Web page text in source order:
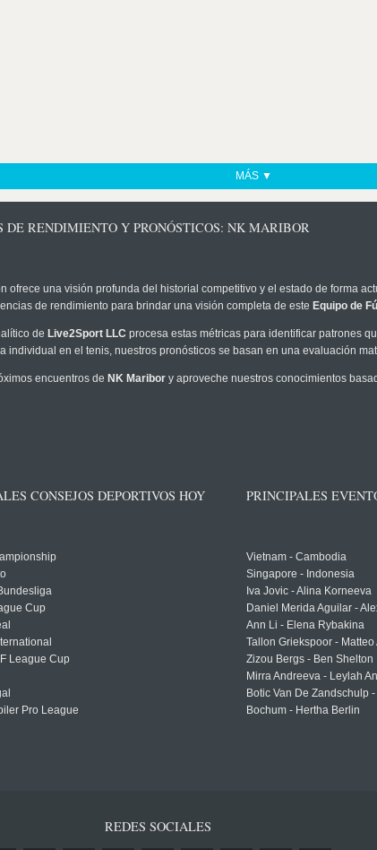
MÁS ▼
DE RENDIMIENTO Y PRONÓSTICOS: NK MARIBOR
ofrece una visión profunda del historial competitivo y el estado de forma
de rendimiento para brindar una visión completa de este Equipo de
de Live2Sport LLC procesa estas métricas para identificar patrones
individual en el tenis, nuestros pronósticos se basan en una evaluación
encuentros de NK Maribor y aproveche nuestros conocimientos
CONSEJOS DEPORTIVOS HOY
Cup
League Cup
Pro League
PRINCIPALES
Vietnam - Cambodia
Singapore - Indonesia
Iva Jovic - Alina Korneeva
Daniel Merida Aguilar -
Ann Li - Elena Rybakina
Tallon Griekspoor - Matteo
Zizou Bergs - Ben Shelton
Mirra Andreeva - Leylah
Botic Van De Zandschulp
Bochum - Hertha Berlin
REDES SOCIALES